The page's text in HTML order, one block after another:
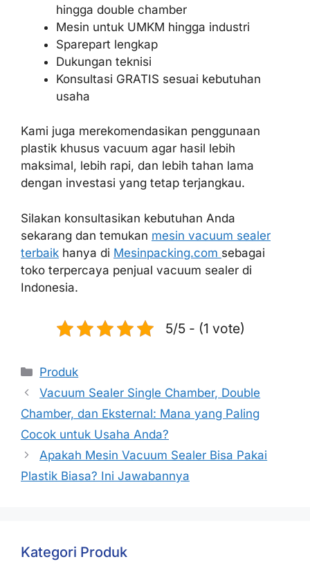
hingga double chamber
Mesin untuk UMKM hingga industri
Sparepart lengkap
Dukungan teknisi
Konsultasi GRATIS sesuai kebutuhan
usaha
Kami juga merekomendasikan penggunaan
plastik khusus vacuum agar hasil lebih
maksimal, lebih rapi, dan lebih tahan lama
dengan investasi yang tetap terjangkau.
Silakan konsultasikan kebutuhan Anda
sekarang dan temukan mesin vacuum sealer
terbaik hanya di Mesinpacking.com sebagai
toko terpercaya penjual vacuum sealer di
Indonesia.
5/5 - (1 vote)
Produk
Vacuum Sealer Single Chamber, Double
Chamber, dan Eksternal: Mana yang Paling
Cocok untuk Usaha Anda?
Apakah Mesin Vacuum Sealer Bisa Pakai
Plastik Biasa? Ini Jawabannya
Kategori Produk